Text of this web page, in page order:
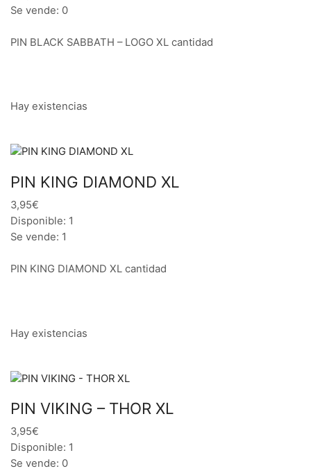
Se vende: 0
PIN BLACK SABBATH – LOGO XL cantidad
Hay existencias
PIN KING DIAMOND XL
3,95€
Disponible: 1
Se vende: 1
PIN KING DIAMOND XL cantidad
Hay existencias
PIN VIKING – THOR XL
3,95€
Disponible: 1
Se vende: 0